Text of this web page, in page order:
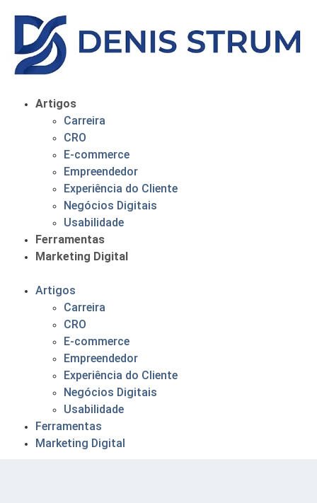
Artigos
Carreira
CRO
E-commerce
Empreendedor
Experiência do Cliente
Negócios Digitais
Usabilidade
Ferramentas
Marketing Digital
Artigos
Carreira
CRO
E-commerce
Empreendedor
Experiência do Cliente
Negócios Digitais
Usabilidade
Ferramentas
Marketing Digital